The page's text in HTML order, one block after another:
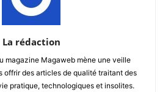
La rédaction
magazine Magaweb mène une veille
offrir des articles de qualité traitant des
pratique, technologiques et insolites.